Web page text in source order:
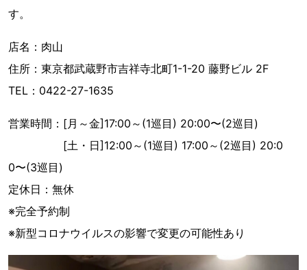
す。
店名：肉山
住所：東京都武蔵野市吉祥寺北町1-1-20 藤野ビル 2F
TEL：0422-27-1635
営業時間：[月～金]17:00～(1巡目) 20:00〜(2巡目)
[土・日]12:00～(1巡目) 17:00～(2巡目) 20:0
0〜(3巡目)
定休日：無休
※完全予約制
※新型コロナウイルスの影響で変更の可能性あり